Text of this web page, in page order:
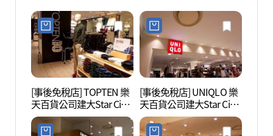
[事後免稅店] TOPTEN 樂
天百貨公司建大Star City
店(탑텐 롯데백화점 건대
스타시티점)
[事後免稅店] UNIQLO 樂
天百貨公司建大Star City
店(유니클로 롯데백화점
건대스타시티점)